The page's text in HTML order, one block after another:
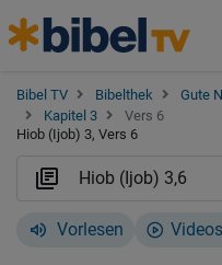
Bibel TV Bibelthek Gute
Kapitel 3
Vers 6
Hiob (Ijob) 3, Vers 6
Vorlesen